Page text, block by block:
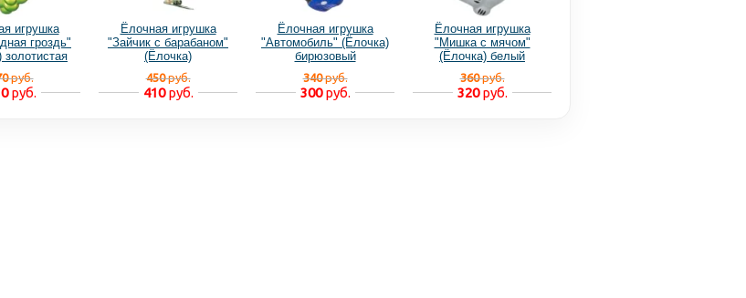
игрушка
гроздь"
золотистая
руб.
руб.
Ёлочная игрушка
"Зайчик с барабаном"
(Ёлочка)
450руб.
410руб.
Ёлочная игрушка
"Автомобиль" (Ёлочка)
бирюзовый
340руб.
300руб.
Ёлочная игрушка
"Мишка с мячом"
(Ёлочка) белый
360руб.
320руб.